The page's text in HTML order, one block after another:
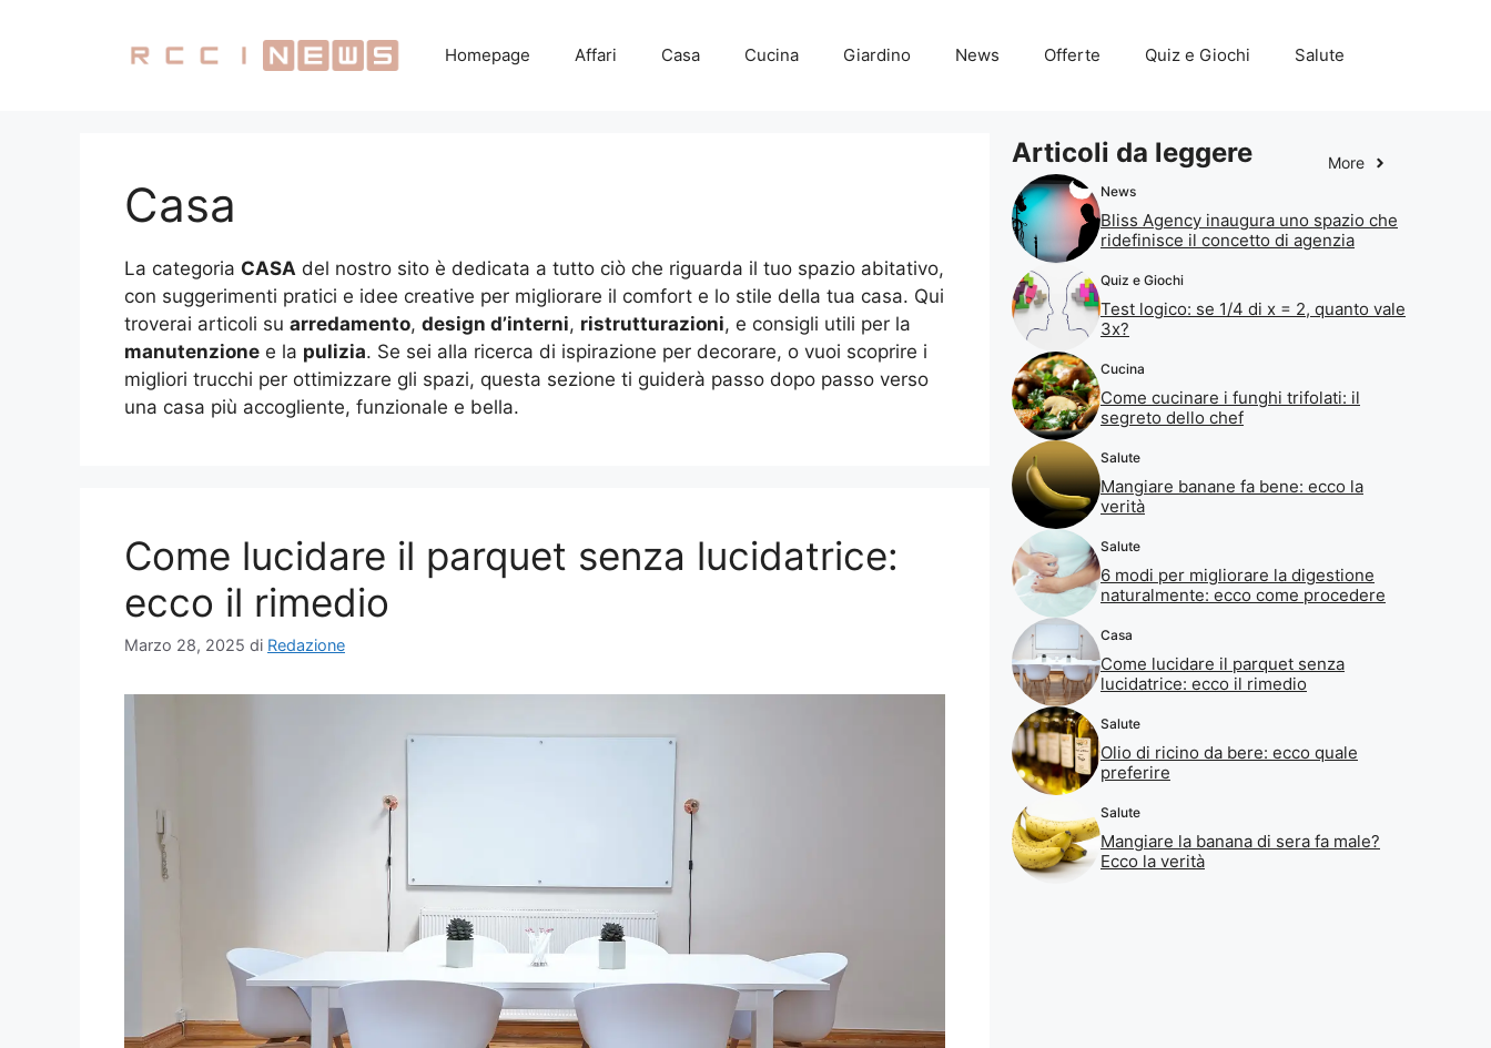
Homepage Affari Casa Cucina Giardino News Offerte Quiz e Giochi Salute
Casa
La categoria CASA del nostro sito è dedicata a tutto ciò che riguarda il tuo spazio abitativo,
con suggerimenti pratici e idee creative per migliorare il comfort e lo stile della tua casa. Qui
troverai articoli su arredamento, design d’interni, ristrutturazioni, e consigli utili per la
manutenzione e la pulizia. Se sei alla ricerca di ispirazione per decorare, o vuoi scoprire i
migliori trucchi per ottimizzare gli spazi, questa sezione ti guiderà passo dopo passo verso
una casa più accogliente, funzionale e bella.
Come lucidare il parquet senza lucidatrice:
ecco il rimedio
Marzo 28, 2025 di Redazione
Articoli da leggere More
News
Bliss Agency inaugura uno spazio che
ridefinisce il concetto di agenzia
Quiz e Giochi
Test logico: se 1/4 di x = 2, quanto vale
3x?
Cucina
Come cucinare i funghi trifolati: il
segreto dello chef
Salute
Mangiare banane fa bene: ecco la
verità
Salute
6 modi per migliorare la digestione
naturalmente: ecco come procedere
Casa
Come lucidare il parquet senza
lucidatrice: ecco il rimedio
Salute
Olio di ricino da bere: ecco quale
preferire
Salute
Mangiare la banana di sera fa male?
Ecco la verità